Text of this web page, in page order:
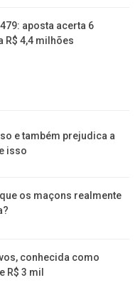
aposta acerta 6
R$ 4,4 milhões
e também prejudica a
isso
os maçons realmente
conhecida como
R$ 3 mil